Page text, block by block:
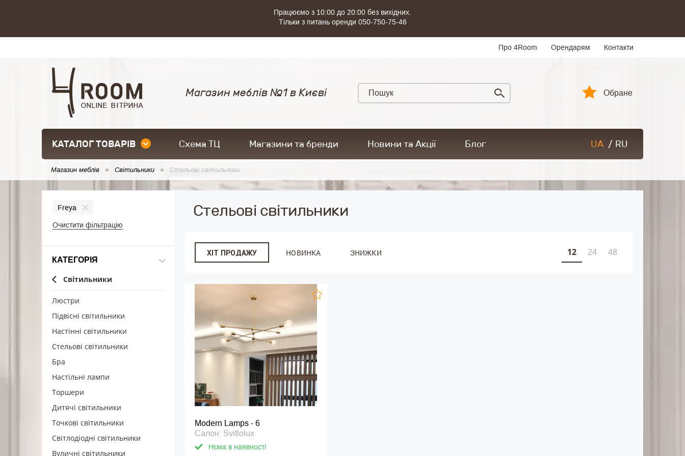
Працюємо з 10:00 до 20:00 без вихідних.
Тільки з питань оренди 050-750-75-46
Про 4Room Орендарям Контакти
Магазин меблів №1 в Києві Обране
КАТАЛОГ ТОВАРІВ Схема ТЦ Магазини та бренди Новини та Акції Блог UA / RU
Магазин меблів Світильники Стельові світильники
Freya
Очистити фільтрацію
КАТЕГОРІЯ
Світильники
Люстри
Підвісні світильники
Настінні світильники
Стельові світильники
Бра
Настільні лампи
Торшери
Дитячі світильники
Точкові світильники
Світлодіодні світильники
Вуличні світильники
Стельові світильники
ХІТ ПРОДАЖУ НОВИНКА ЗНИЖКИ 12 24 48
Modern Lamps - 6
Салон: Svitlolux
Нєма в наявності